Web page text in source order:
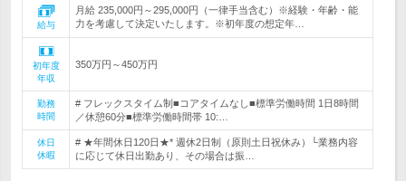
給与
月給 235,000円～295,000円（一律手当含む）※経験・年齢・能
力を考慮して決定いたします。※初年度の想定年…
初年度
年収
350万円～450万円
勤務
時間
# フレックスタイム制■コアタイムなし■標準労働時間 1日8時間
／休憩60分■標準労働時間帯 10:…
休日
休暇
# ★年間休日120日★* 週休2日制（原則土日祝休み）└業務内容
に応じて休日出勤あり、その場合は振…